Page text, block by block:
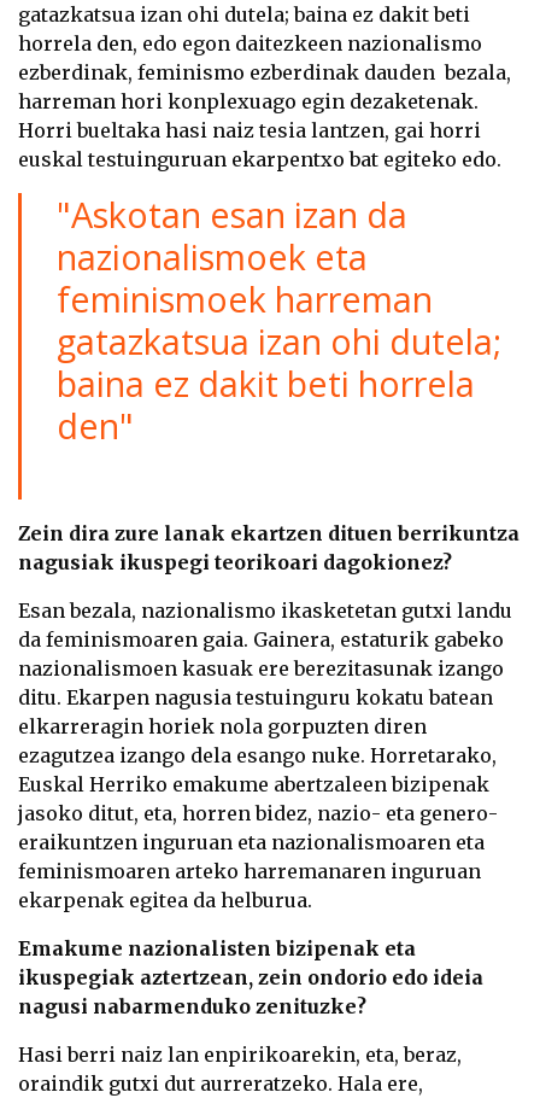
gatazkatsua izan ohi dutela; baina ez dakit beti
horrela den, edo egon daitezkeen nazionalismo
ezberdinak, feminismo ezberdinak dauden bezala,
harreman hori konplexuago egin dezaketenak.
Horri bueltaka hasi naiz tesia lantzen, gai horri
euskal testuinguruan ekarpentxo bat egiteko edo.
"Askotan esan izan da
nazionalismoek eta
feminismoek harreman
gatazkatsua izan ohi dutela;
baina ez dakit beti horrela
den"
Zein dira zure lanak ekartzen dituen berrikuntza
nagusiak ikuspegi teorikoari dagokionez?
Esan bezala, nazionalismo ikasketetan gutxi landu
da feminismoaren gaia. Gainera, estaturik gabeko
nazionalismoen kasuak ere berezitasunak izango
ditu. Ekarpen nagusia testuinguru kokatu batean
elkarreragin horiek nola gorpuzten diren
ezagutzea izango dela esango nuke. Horretarako,
Euskal Herriko emakume abertzaleen bizipenak
jasoko ditut, eta, horren bidez, nazio- eta genero-
eraikuntzen inguruan eta nazionalismoaren eta
feminismoaren arteko harremanaren inguruan
ekarpenak egitea da helburua.
Emakume nazionalisten bizipenak eta
ikuspegiak aztertzean, zein ondorio edo ideia
nagusi nabarmenduko zenituzke?
Hasi berri naiz lan enpirikoarekin, eta, beraz,
oraindik gutxi dut aurreratzeko. Hala ere,